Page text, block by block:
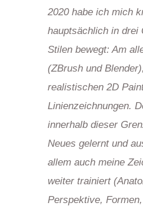
2020 habe ich mich
hauptsächlich in drei
Stilen bewegt: Am
(ZBrush und
realistischen 2D
Linienzeichnungen.
innerhalb dieser
Neues gelernt und
allem auch meine
weiter trainiert
Perspektive,